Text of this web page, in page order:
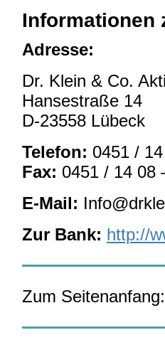
Informationen
Adresse:
Dr. Klein & Co.
Hansestraße 14
D-23558 Lübeck
Telefon: 0451 /
Fax: 0451 / 14 08
E-Mail:
Zur Bank: http://
Zum